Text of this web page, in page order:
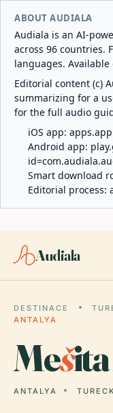
ABOUT AUDIALA
Audiala is an AI-
across 96 countries.
languages.
Editorial content (c)
summarizing for a
for the full audio
iOS app:
Android app:
Smart download
Editorial process:
Audiala
DESTINACE
ANTALYA
Meš
ANTALYA